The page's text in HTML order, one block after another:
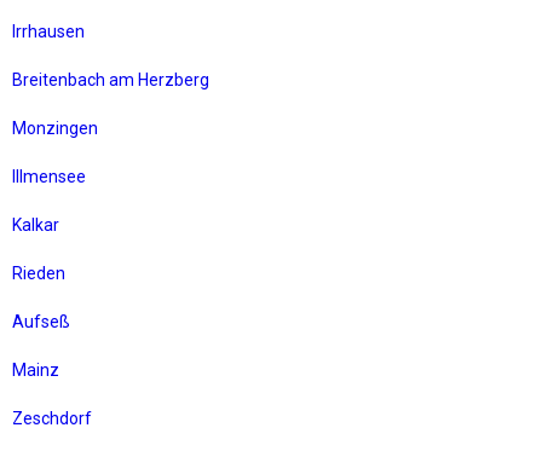
Irrhausen
Breitenbach am Herzberg
Monzingen
Illmensee
Kalkar
Rieden
Aufseß
Mainz
Zeschdorf